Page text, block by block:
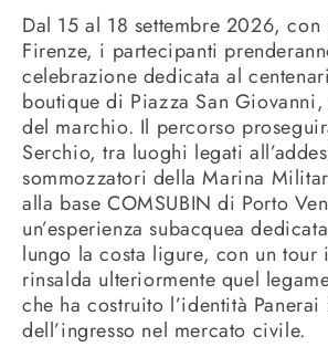
Dal 15 al 18 settembre 2026, con
Firenze, i partecipanti
celebrazione dedicata al
boutique di Piazza San
del marchio. Il percorso
Serchio, tra luoghi legati
sommozzatori della Marina
alla base COMSUBIN di Porto
un’esperienza subacquea
lungo la costa ligure, con un tour
rinsalda ulteriormente quel
che ha costruito l’identità
dell’ingresso nel mercato civile.